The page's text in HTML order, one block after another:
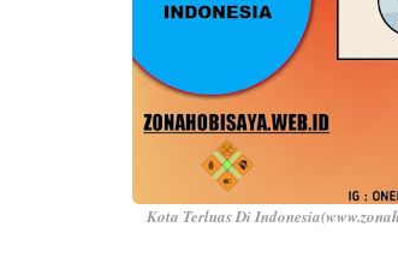
7 Klub Pertama Yang Menjuarai Liga Champions, Apa
Arti Bendera Palau, Negara Kepulauan Yang Berada
Cara Membuat Linktree Instagram, Sangat Mudah
7 Fakta Gaban One Piece, Orang Yang Telah
Kota Terluas Di